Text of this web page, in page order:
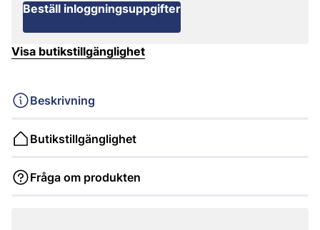
Beställ inloggningsuppgifter
Visa butikstillgänglighet
Beskrivning
Butikstillgänglighet
Fråga om produkten